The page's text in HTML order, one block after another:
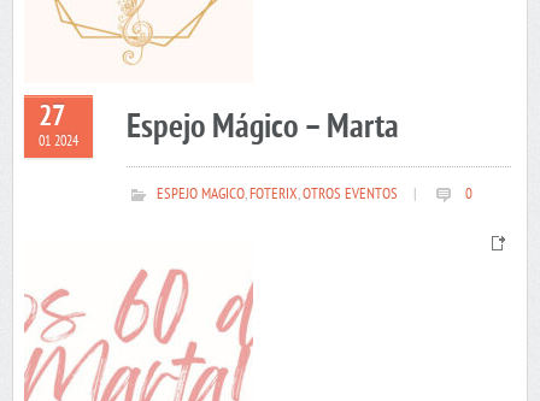
27
01 2024 Espejo Mágico – Marta
ESPEJO MAGICO,FOTERIX,OTROS EVENTOS 0